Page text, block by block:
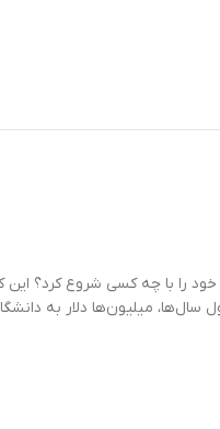
را با چه کسی شروع کرد؟ این
سال‌ها، میلیون‌ها دلار به